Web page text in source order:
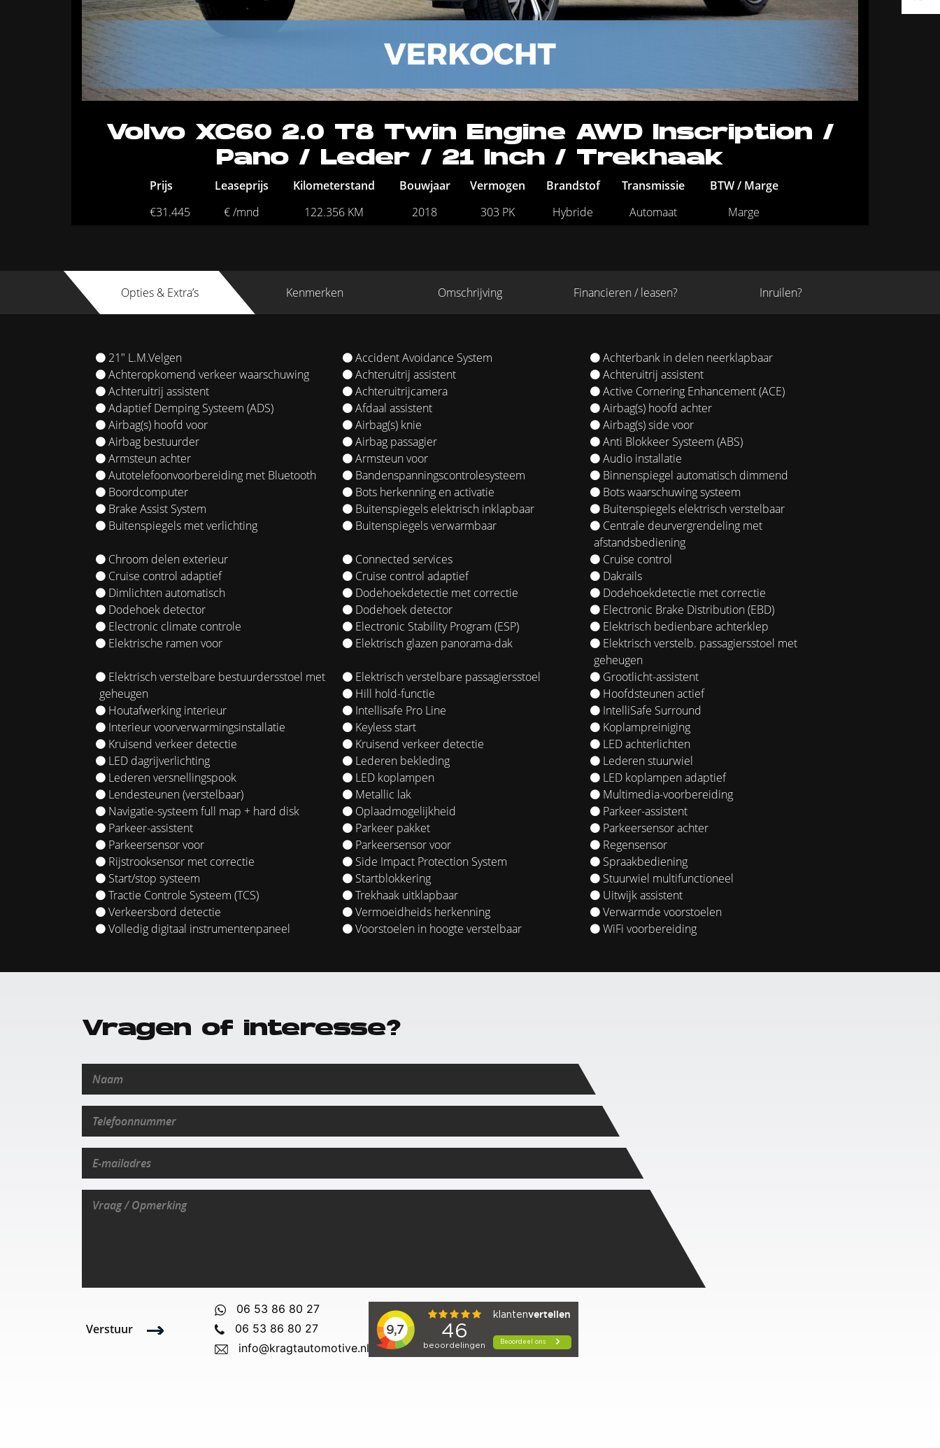
Volvo XC60 2.0 T8 Twin Engine AWD Inscription /
Pano / Leder / 21 Inch / Trekhaak
Prijs Leaseprijs Kilometerstand Bouwjaar Vermogen Brandstof Transmissie
BTW / Marge
€31.445
€ /mnd 122.356 KM 2018 303 PK Hybride Automaat Marge
Opties & Extra’s Kenmerken Omschrijving Financieren / leasen? Inruilen?
21" L.M.Velgen Accident Avoidance System
Achterbank in delen neerklapbaar
Achteropkomend verkeer waarschuwing
Achteruitrij assistent
Achteruitrij assistent
Achteruitrij assistent
Achteruitrijcamera
Active Cornering Enhancement (ACE)
Adaptief Demping Systeem (ADS)
Afdaal assistent
Airbag(s) hoofd achter
Airbag(s) hoofd voor
Airbag(s) knie
Airbag(s) side voor
Airbag bestuurder
Airbag passagier
Anti Blokkeer Systeem (ABS)
Armsteun achter
Armsteun voor
Audio installatie
Autotelefoonvoorbereiding met Bluetooth
Bandenspanningscontrolesysteem
Binnenspiegel automatisch dimmend
Boordcomputer
Bots herkenning en activatie
Bots waarschuwing systeem
Brake Assist System
Buitenspiegels elektrisch inklapbaar
Buitenspiegels elektrisch verstelbaar
Buitenspiegels met verlichting
Buitenspiegels verwarmbaar
Centrale deurvergrendeling met
afstandsbediening
Chroom delen exterieur
Connected services
Cruise control
Cruise control adaptief
Cruise control adaptief
Dakrails
Dimlichten automatisch
Dodehoekdetectie met correctie
Dodehoekdetectie met correctie
Dodehoek detector
Dodehoek detector
Electronic Brake Distribution (EBD)
Electronic climate controle
Electronic Stability Program (ESP)
Elektrisch bedienbare achterklep
Elektrische ramen voor
Elektrisch glazen panorama-dak
Elektrisch verstelb. passagiersstoel met
geheugen
Elektrisch verstelbare bestuurdersstoel met
geheugen
Elektrisch verstelbare passagiersstoel
Grootlicht-assistent
Hill hold-functie
Hoofdsteunen actief
Houtafwerking interieur
Intellisafe Pro Line
IntelliSafe Surround
Interieur voorverwarmingsinstallatie
Keyless start
Koplampreiniging
Kruisend verkeer detectie
Kruisend verkeer detectie
LED achterlichten
LED dagrijverlichting
Lederen bekleding
Lederen stuurwiel
Lederen versnellingspook
LED koplampen
LED koplampen adaptief
Lendesteunen (verstelbaar)
Metallic lak
Multimedia-voorbereiding
Navigatie-systeem full map + hard disk
Oplaadmogelijkheid
Parkeer-assistent
Parkeer-assistent
Parkeer pakket
Parkeersensor achter
Parkeersensor voor
Parkeersensor voor
Regensensor
Rijstrooksensor met correctie
Side Impact Protection System
Spraakbediening
Start/stop systeem
Startblokkering
Stuurwiel multifunctioneel
Tractie Controle Systeem (TCS)
Trekhaak uitklapbaar
Uitwijk assistent
Verkeersbord detectie
Vermoeidheids herkenning
Verwarmde voorstoelen
Volledig digitaal instrumentenpaneel
Voorstoelen in hoogte verstelbaar WiFi voorbereiding
Vragen of interesse?
Verstuur
06 53 86 80 27
06 53 86 80 27
info@kragtautomotive.nl